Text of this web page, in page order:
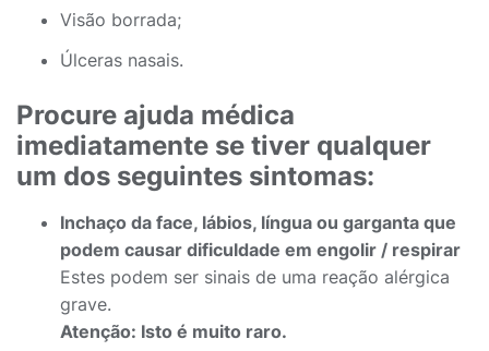
Visão borrada;
Úlceras nasais.
Procure ajuda médica
imediatamente se tiver qualquer
um dos seguintes sintomas:
Inchaço da face, lábios, língua ou garganta que
podem causar dificuldade em engolir / respirar
Estes podem ser sinais de uma reação alérgica
grave.
Atenção: Isto é muito raro.